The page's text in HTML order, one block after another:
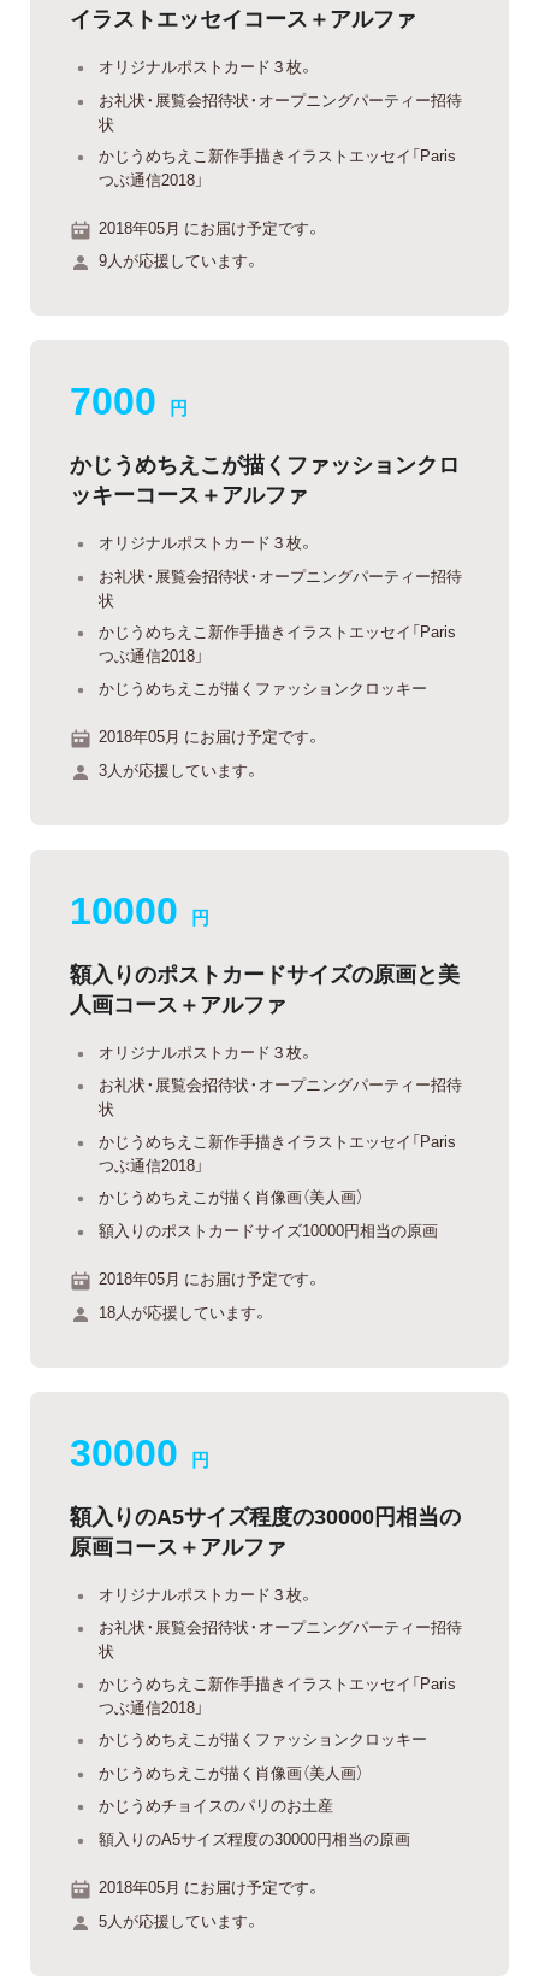
イラストエッセイコース＋アルファ
オリジナルポストカード３枚。
お礼状・展覧会招待状・オープニングパーティー招待
状
かじうめちえこ新作手描きイラストエッセイ「Paris
つぶ通信2018」
2018年05月 にお届け予定です。
9人が応援しています。
7000 円
かじうめちえこが描くファッションクロ
ッキーコース＋アルファ
オリジナルポストカード３枚。
お礼状・展覧会招待状・オープニングパーティー招待
状
かじうめちえこ新作手描きイラストエッセイ「Paris
つぶ通信2018」
かじうめちえこが描くファッションクロッキー
2018年05月 にお届け予定です。
3人が応援しています。
10000 円
額入りのポストカードサイズの原画と美
人画コース＋アルファ
オリジナルポストカード３枚。
お礼状・展覧会招待状・オープニングパーティー招待
状
かじうめちえこ新作手描きイラストエッセイ「Paris
つぶ通信2018」
かじうめちえこが描く肖像画（美人画）
額入りのポストカードサイズ10000円相当の原画
2018年05月 にお届け予定です。
18人が応援しています。
30000 円
額入りのA5サイズ程度の30000円相当の
原画コース＋アルファ
オリジナルポストカード３枚。
お礼状・展覧会招待状・オープニングパーティー招待
状
かじうめちえこ新作手描きイラストエッセイ「Paris
つぶ通信2018」
かじうめちえこが描くファッションクロッキー
かじうめちえこが描く肖像画（美人画）
かじうめチョイスのパリのお土産
額入りのA5サイズ程度の30000円相当の原画
2018年05月 にお届け予定です。
5人が応援しています。